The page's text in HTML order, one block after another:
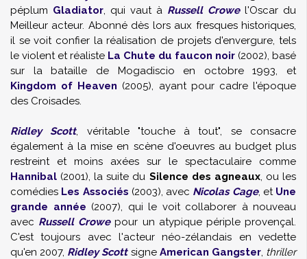
péplum Gladiator, qui vaut à Russell Crowel'Oscar du
Meilleur acteur. Abonné dès lors aux fresques historiques,
il se voit confier la réalisation de projets d'envergure, tels
le violent et réaliste La Chute du faucon noir (2002), basé
sur la bataille de Mogadiscio en octobre 1993, et
Kingdom of Heaven (2005), ayant pour cadre l'époque
des Croisades.
Ridley Scott, véritable "touche à tout", se consacre
également à la mise en scène d'oeuvres au budget plus
restreint et moins axées sur le spectaculaire comme
Hannibal (2001), la suite du Silence des agneaux, ou les
comédies Les Associés (2003), avec Nicolas Cage, et Une
grande année (2007), qui le voit collaborer à nouveau
avec Russell Crowepour un atypique périple provençal.
C'est toujours avec l'acteur néo-zélandais en vedette
qu'en 2007, Ridley Scottsigne American Gangster, thriller